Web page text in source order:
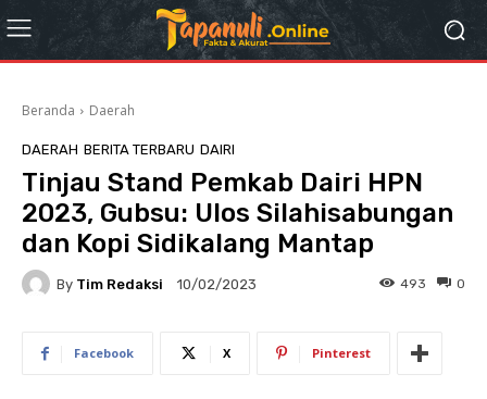
Beranda Daerah
DAERAH BERITA TERBARU DAIRI
Tinjau Stand Pemkab Dairi HPN
2023, Gubsu: Ulos Silahisabungan
dan Kopi Sidikalang Mantap
By Tim Redaksi 10/02/2023 0
493
Facebook X Pinterest